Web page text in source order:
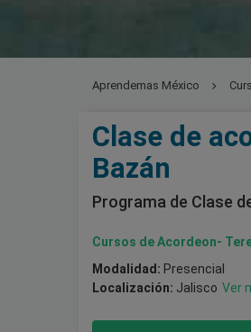
Aprendemas México
Clase de
Bazán
Programa de Clase
Cursos de Acordeon-
Modalidad: Presencial
Localización: Jalisco Ver